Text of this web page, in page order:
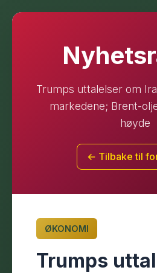
Trumps uttalelser om
markedene; Brent-
høyde
← Tilbake til
ØKONOMI
Trumps